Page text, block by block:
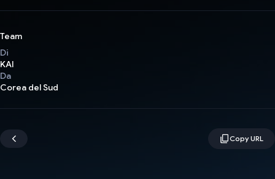
Team
Di
KAI
Da
Corea del Sud